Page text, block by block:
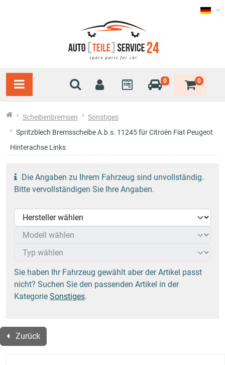
0 0
Scheibenbremsen
Sonstiges
Spritzblech Bremsscheibe A.b.s. 11245 für Citroën Fiat Peugeot
Hinterachse Links
Die Angaben zu Ihrem Fahrzeug sind unvollständig.
Bitte vervollständigen Sie Ihre Angaben.
Sie haben Ihr Fahrzeug gewählt aber der Artikel passt
nicht? Suchen Sie den passenden Artikel in der
Kategorie Sonstiges.
Zurück